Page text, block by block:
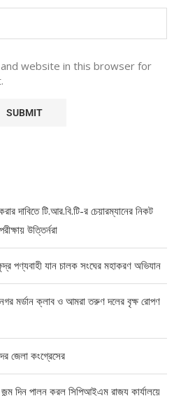
and website in this browser for
দাবিতে টি.আর.বি.টি-র চেয়ারম্যানের নিকট
উত্তির্নরা
পণ্যবাহী যান চালক সংঘের মহাকরণ অভিযান
মর্ডান ক্লাব ও আমরা তরুণ দলের বৃক্ষ রোপণ
জেলা কংগ্রেসের
দিন পালন করল সিপিআইএম রাজ্য কার্যালয়ে